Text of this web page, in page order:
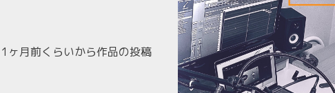
ヶ月前くらいから作品の投稿